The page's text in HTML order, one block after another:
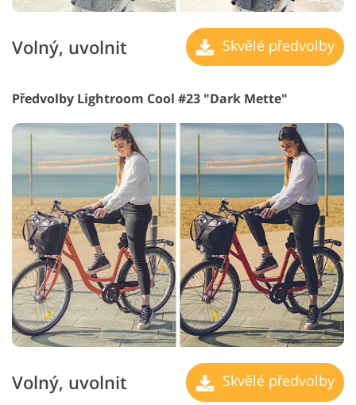
Volný, uvolnit Skvělé předvolby
Předvolby Lightroom Cool #23 "Dark Mette"
Volný, uvolnit Skvělé předvolby